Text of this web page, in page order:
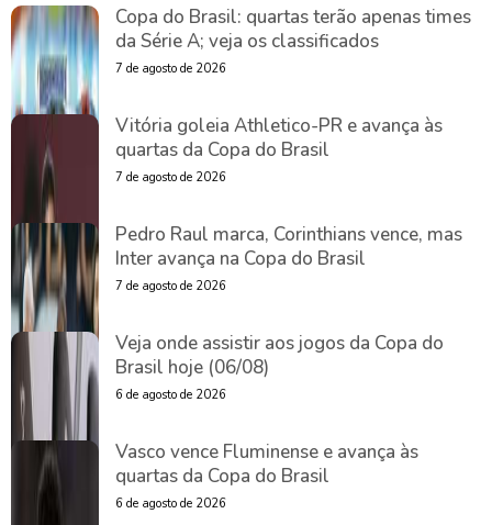
Copa do Brasil: quartas terão apenas times
da Série A; veja os classificados
7 de agosto de 2026
Vitória goleia Athletico-PR e avança às
quartas da Copa do Brasil
7 de agosto de 2026
Pedro Raul marca, Corinthians vence, mas
Inter avança na Copa do Brasil
7 de agosto de 2026
Veja onde assistir aos jogos da Copa do
Brasil hoje (06/08)
6 de agosto de 2026
Vasco vence Fluminense e avança às
quartas da Copa do Brasil
6 de agosto de 2026